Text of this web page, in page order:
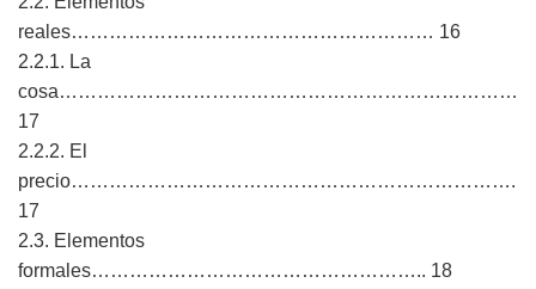
reales………………………………………………… 16
2.2.1. La
cosa………………………………………………………………
17
2.2.2. El
precio…………………………………………………………….
17
2.3. Elementos
formales…………………………………………….. 18